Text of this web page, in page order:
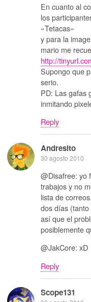
En cuanto al
los
«Tetacas»
y para la
mario me
http://
Supongo que
serio.
PD: Las gafas
inmitando
Reply
Andresito
30 agosto 2010
@Disafree: yo
trabajos y no
lista de
dos días
así que el
posiblemente
@JakCore: xD
Reply
Scope131